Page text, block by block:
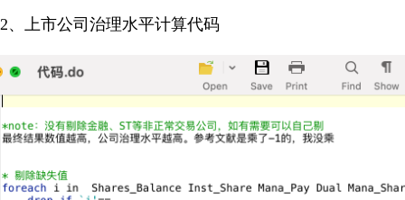
2、上市公司治理水平计算代码